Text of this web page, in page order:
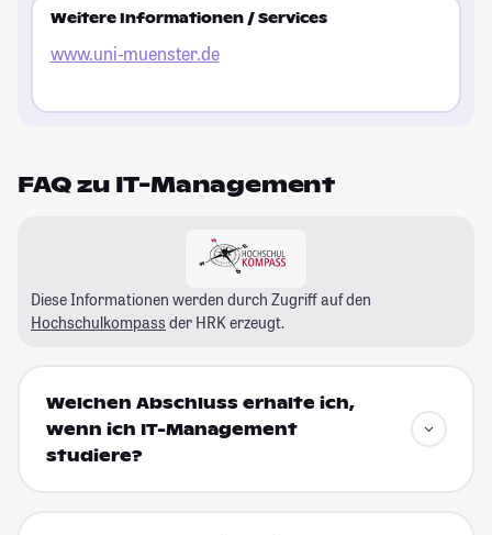
Weitere Informationen / Services
www.uni-muenster.de
FAQ zu IT-Management
Diese Informationen werden durch Zugriff auf den
Hochschulkompass der HRK erzeugt.
Welchen Abschluss erhalte ich,
wenn ich IT-Management
studiere?